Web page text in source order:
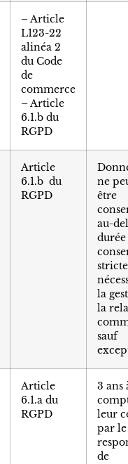
– Article
L123-22
alinéa 2
du Code
de
commerce
– Article
6.1.b du
RGPD
Article
6.1.b du
RGPD
ne
être
au-
durée
la
la
sauf
Article
6.1.a du
RGPD
3 ans
leur
par le
de